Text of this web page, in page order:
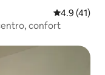
Calificación
4.9 (41)
confort